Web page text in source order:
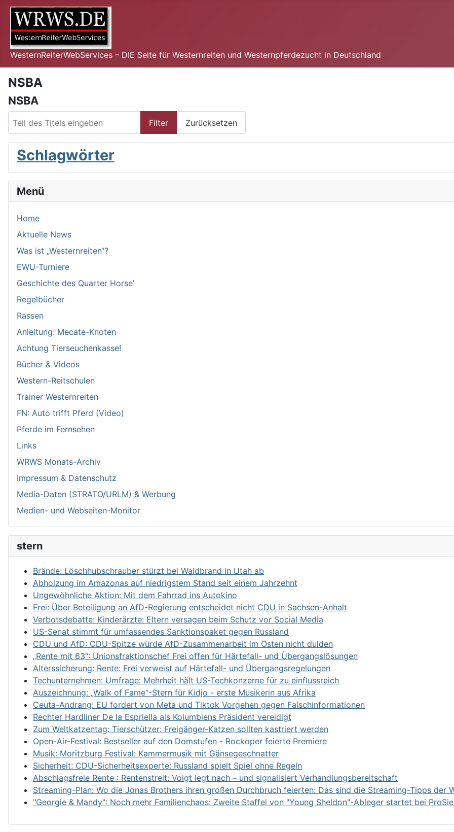
WesternReiterWebServices – DIE Seite für Westernreiten und Westernpferdezucht in Deutschland
NSBA
NSBA
Filter Zurücksetzen
Schlagwörter
Menü
Home
Aktuelle News
Was ist „Westernreiten“?
EWU-Turniere
Geschichte des Quarter Horse’
Regelbücher
Rassen
Anleitung: Mecate-Knoten
Achtung Tierseuchenkasse!
Bücher & Videos
Western-Reitschulen
Trainer Westernreiten
FN: Auto trifft Pferd (Video)
Pferde im Fernsehen
Links
WRWS Monats-Archiv
Impressum & Datenschutz
Media-Daten (STRATO/URLM) & Werbung
Medien- und Webseiten-Monitor
stern
Brände: Löschhubschrauber stürzt bei Waldbrand in Utah ab
Abholzung im Amazonas auf niedrigstem Stand seit einem Jahrzehnt
Ungewöhnliche Aktion: Mit dem Fahrrad ins Autokino
Frei: Über Beteiligung an AfD-Regierung entscheidet nicht CDU in Sachsen-Anhalt
Verbotsdebatte: Kinderärzte: Eltern versagen beim Schutz vor Social Media
US-Senat stimmt für umfassendes Sanktionspaket gegen Russland
CDU und AfD: CDU-Spitze würde AfD-Zusammenarbeit im Osten nicht dulden
„Rente mit 63“: Unionsfraktionschef Frei offen für Härtefall- und Übergangslösungen
Alterssicherung: Rente: Frei verweist auf Härtefall- und Übergangsregelungen
Techunternehmen: Umfrage: Mehrheit hält US-Techkonzerne für zu einflussreich
Auszeichnung: „Walk of Fame“-Stern für Kidjo - erste Musikerin aus Afrika
Ceuta-Andrang: EU fordert von Meta und Tiktok Vorgehen gegen Falschinformationen
Rechter Hardliner De la Espriella als Kolumbiens Präsident vereidigt
Zum Weltkatzentag: Tierschützer: Freigänger-Katzen sollten kastriert werden
Open-Air-Festival: Bestseller auf den Domstufen - Rockoper feierte Premiere
Musik: Moritzburg Festival: Kammermusik mit Gänsegeschnatter
Sicherheit: CDU-Sicherheitsexperte: Russland spielt Spiel ohne Regeln
Abschlagsfreie Rente : Rentenstreit: Voigt legt nach – und signalisiert Verhandlungsbereitschaft
Streaming-Plan: Wo die Jonas Brothers ihren großen Durchbruch feierten: Das sind die Streaming-Tipps der
"Georgie & Mandy": Noch mehr Familienchaos: Zweite Staffel von "Young Sheldon"-Ableger startet bei